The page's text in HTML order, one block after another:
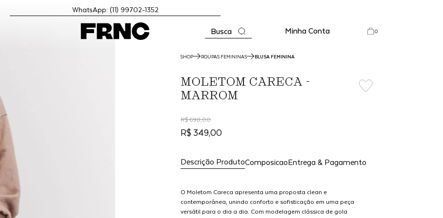
WhatsApp: (11) 99702-1352
Busca Minha Conta 0
SHOP ROUPAS FEMININAS BLUSA FEMININA
MOLETOM CARECA -
MARROM
R$ 698,00
R$ 349,00
Composicao
Descrição Produto Entrega & Pagamento
O Moletom Careca apresenta uma proposta clean e
contemporânea, unindo conforto e sofisticação em uma peça
versátil para o dia a dia. Com modelagem clássica de gola